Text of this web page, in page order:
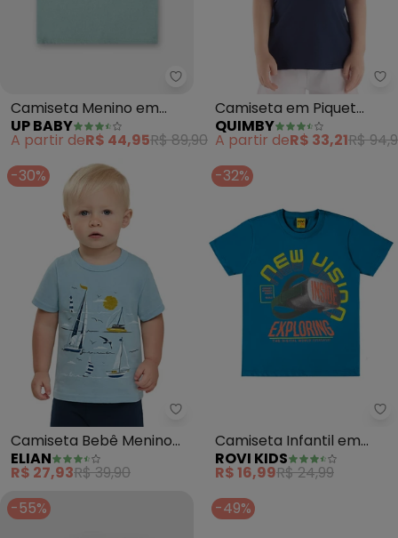
Up Baby - Camiseta Menino
Camiseta Menino em
Meia Malha (Azul)
UP BABY
A partir deR$ 44,95R$ 89,90
Camiseta em Piquet
Infantil (Azul)
QUIMBY
A partir deR$ 33,21R$
-30%
Elian - Camiseta Bebê Menino
Camiseta Bebê Menino
Barquinhos (Azul)
ELIAN
R$ 27,93R$ 39,90
-32%
Camiseta Infantil em
Meia Malha (Azul)
ROVI KIDS
R$ 16,99R$ 24,99
-55%
-49%